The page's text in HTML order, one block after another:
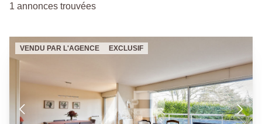
1 annonces trouvées
VENDU PAR L'AGENCE EXCLUSIF